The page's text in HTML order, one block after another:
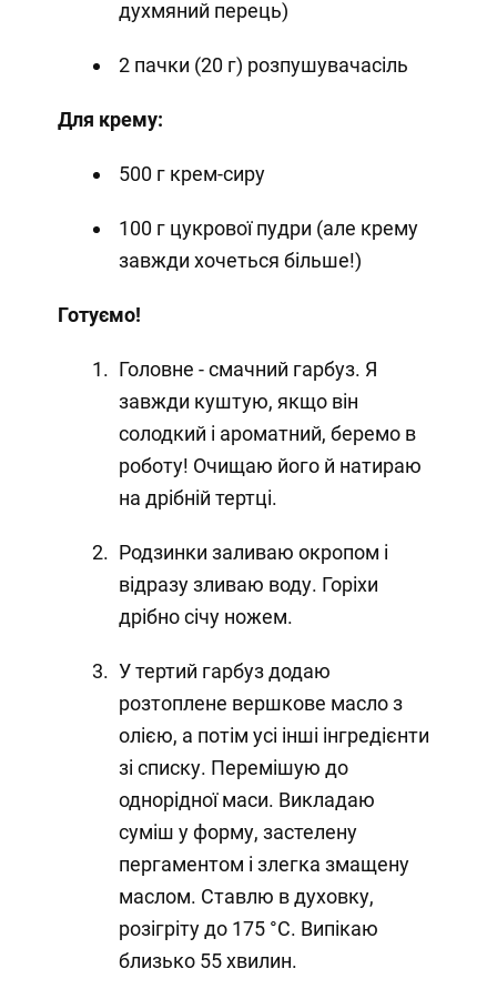
духмяний перець)
2 пачки (20 г) розпушувачасіль
Для крему:
500 г крем-сиру
100 г цукрової пудри (але крему
завжди хочеться більше!)
Готуємо!
Головне - смачний гарбуз. Я
завжди куштую, якщо він
солодкий і ароматний, беремо в
роботу! Очищаю його й натираю
на дрібній тертці.
Родзинки заливаю окропом і
відразу зливаю воду. Горіхи
дрібно січу ножем.
У тертий гарбуз додаю
розтоплене вершкове масло з
олією, а потім усі інші інгредієнти
зі списку. Перемішую до
однорідної маси. Викладаю
суміш у форму, застелену
пергаментом і злегка змащену
маслом. Ставлю в духовку,
розігріту до 175 °C. Випікаю
близько 55 хвилин.